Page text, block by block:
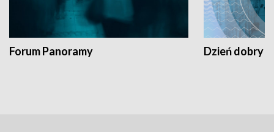
Forum Panoramy Dzień dobry